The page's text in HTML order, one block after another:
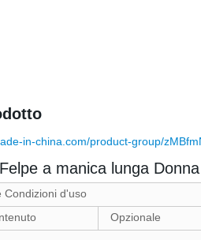
in-china.com/product-group/
a manica lunga
Condizioni d'uso
Opzionale